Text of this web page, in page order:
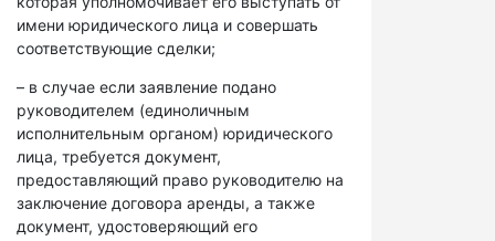
имени юридического лица и совершать
соответствующие сделки;
– в случае если заявление подано
руководителем (единоличным
исполнительным органом) юридического
лица, требуется документ,
предоставляющий право руководителю на
заключение договора аренды, а также
документ, удостоверяющий его